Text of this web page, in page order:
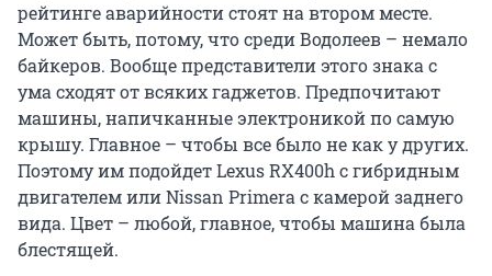
рейтинге аварийности стоят на втором месте.
Может быть, потому, что среди Водолеев – немало
байкеров. Вообще представители этого знака с
ума сходят от всяких гаджетов. Предпочитают
машины, напичканные электроникой по самую
крышу. Главное – чтобы все было не как у других.
Поэтому им подойдет Lexus RX400h с гибридным
двигателем или Nissan Primera с камерой заднего
вида. Цвет – любой, главное, чтобы машина была
блестящей.